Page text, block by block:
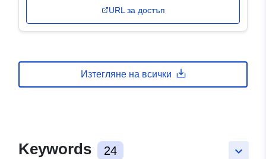
URL за достъп
Изтегляне на всички
keyboard_arrow_down
Keywords 24